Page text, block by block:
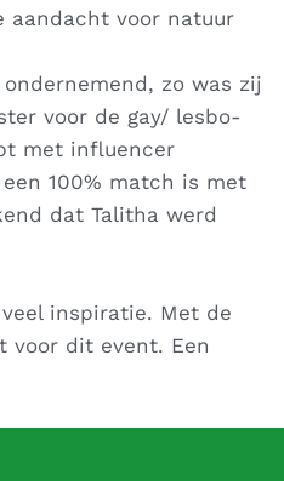
aandacht voor natuur
zo was zij
voor de gay/ lesbo-
met influencer
100% match is met
dat Talitha werd
inspiratie. Met de
voor dit event. Een